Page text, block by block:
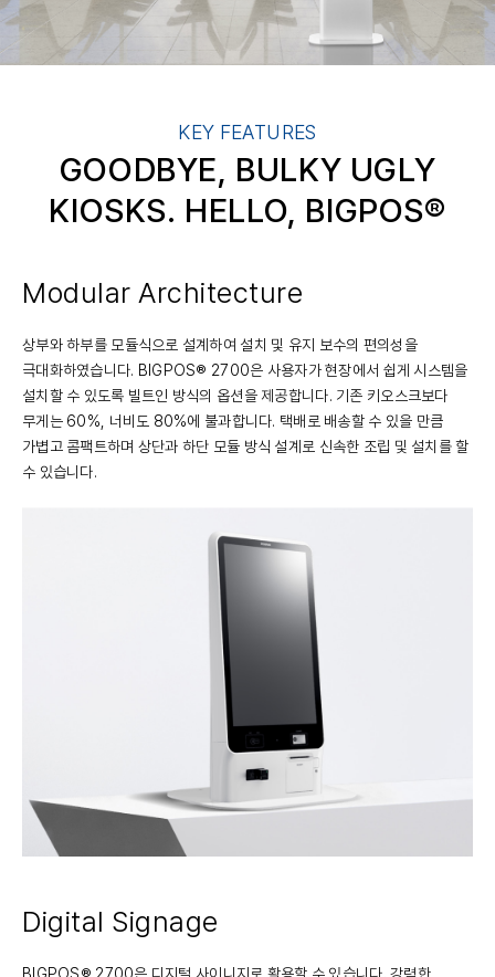
KEY FEATURES
GOODBYE, BULKY UGLY
KIOSKS. HELLO, BIGPOS®
Modular Architecture
상부와 하부를 모듈식으로 설계하여 설치 및 유지 보수의 편의성을
극대화하였습니다. BIGPOS® 2700은 사용자가 현장에서 쉽게 시스템을
설치할 수 있도록 빌트인 방식의 옵션을 제공합니다. 기존 키오스크보다
무게는 60%, 너비도 80%에 불과합니다. 택배로 배송할 수 있을 만큼
가볍고 콤팩트하며 상단과 하단 모듈 방식 설계로 신속한 조립 및 설치를 할
수 있습니다.
Digital Signage
BIGPOS® 2700은 디지털 사이니지로 활용할 수 있습니다. 강력한